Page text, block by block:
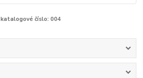
katalogové číslo: 004